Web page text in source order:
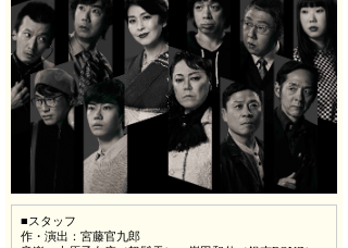
■スタッフ
作・演出：宮藤官九郎